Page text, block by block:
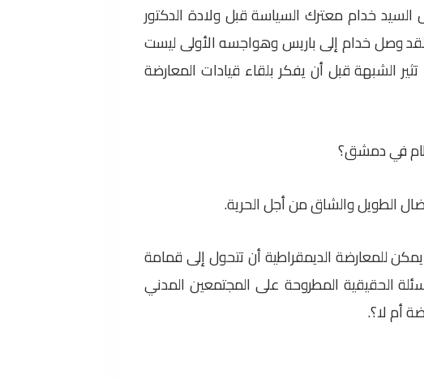
خدام معترك السياسة قبل ولادة الدكتور
لقد وصل خدام إلى باريس وهواجسه الأولى ليست
الشبهة قبل أن يفكر بلقاء قيادات المعارضة
في دمشق؟
الطويل والشاق من أجل الحرية.
للمعارضة الديمقراطية أن تتحول إلى قمامة
الحقيقية المطروحة على المجتمعين المدني
أم لا؟.